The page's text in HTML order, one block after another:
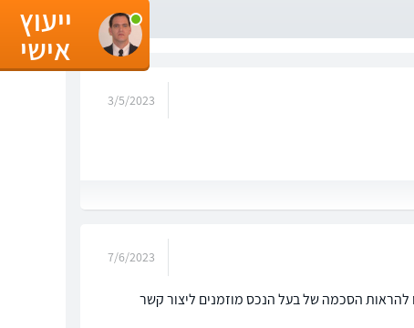
3/5/2023
7/6/2023
להראות הסכמה של בעל הנכס מוזמנים ליצור קשר
ייעוץ
אישי